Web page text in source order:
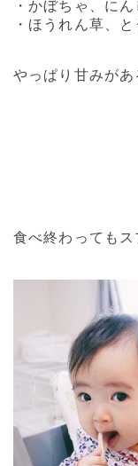
・かぼちゃ、に
・ほうれん草、
やっぱり甘みが
食べ終わってもス